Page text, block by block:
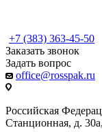
+7 (383) 363-45-50
Заказать звонок
Задать вопрос
office@rosspak.ru
Российская
Станционная, д.